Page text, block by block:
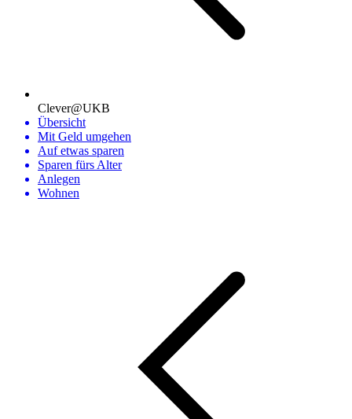
Clever@UKB
Übersicht
Mit Geld umgehen
Auf etwas sparen
Sparen fürs Alter
Anlegen
Wohnen